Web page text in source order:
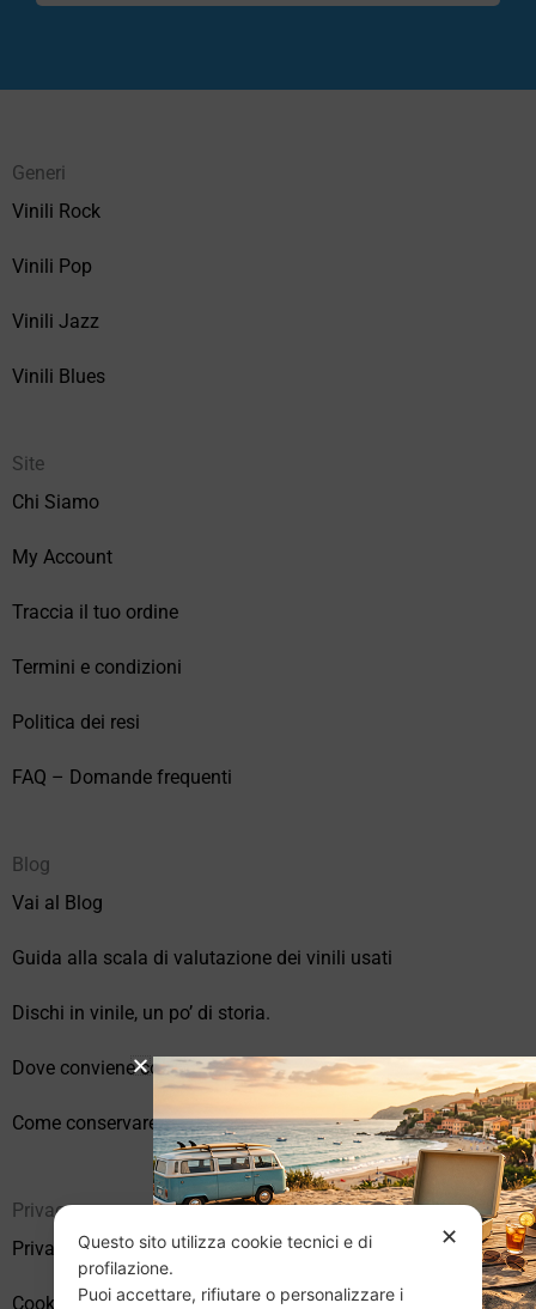
Generi
Vinili Rock
Vinili Pop
Vinili Jazz
Vinili Blues
Site
Chi Siamo
My Account
Traccia il tuo ordine
Termini e condizioni
Politica dei resi
FAQ – Domande frequenti
Blog
Vai al Blog
Guida alla scala di valutazione dei vinili usati
Dischi in vinile, un po’ di storia.
Dove conviene comprare vinili online?
Come conservare correttamente i vinili usati
Privacy
Privacy Policy
Cookie Policy (UE)
✕
Questo sito utilizza cookie tecnici e di
profilazione.
Puoi accettare, rifiutare o personalizzare i